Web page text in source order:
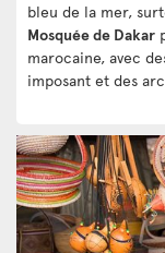
bleu de la mer,
Mosquée de Dakar
marocaine, avec
imposant et des